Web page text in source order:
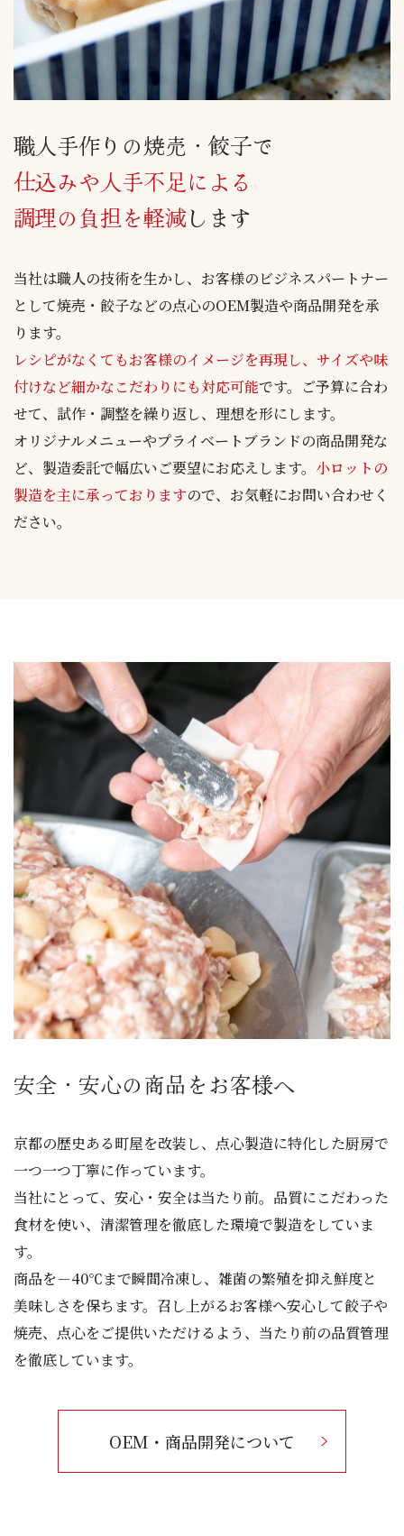
職人手作りの焼売・餃子で
仕込みや人手不足による
調理の負担を軽減します
当社は職人の技術を生かし、お客様のビジネスパートナー
として焼売・餃子などの点心のOEM製造や商品開発を承
ります。
レシピがなくてもお客様のイメージを再現し、サイズや味
付けなど細かなこだわりにも対応可能です。ご予算に合わ
せて、試作・調整を繰り返し、理想を形にします。
オリジナルメニューやプライベートブランドの商品開発な
ど、製造委託で幅広いご要望にお応えします。 小ロットの
製造を主に承っておりますので、お気軽にお問い合わせく
ださい。
安全・安心の商品をお客様へ
京都の歴史ある町屋を改装し、点心製造に特化した厨房で
一つ一つ丁寧に作っています。
当社にとって、安心・安全は当たり前。品質にこだわった
食材を使い、清潔管理を徹底した環境で製造をしていま
す。
商品を－40℃まで瞬間冷凍し、雑菌の繁殖を抑え鮮度と
美味しさを保ちます。召し上がるお客様へ安心して餃子や
焼売、点心をご提供いただけるよう、当たり前の品質管理
を徹底しています。
OEM・商品開発について